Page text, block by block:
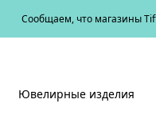
Сообщаем, что магазины
Ювелирные изделия